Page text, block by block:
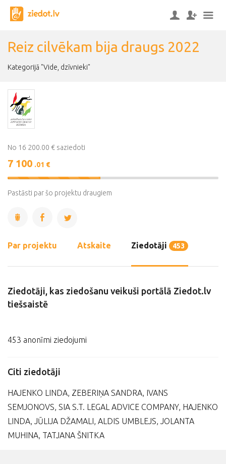
Reiz cilvēkam bija draugs 2022
Kategorijā "Vide, dzīvnieki"
No 16 200.00 € saziedoti
7 100 .01 €
44%
Complete
Pastāsti par šo projektu draugiem
Par projektu Atskaite Ziedotāji 453
Ziedotāji, kas ziedošanu veikuši portālā Ziedot.lv
tiešsaistē
453 anonīmi ziedojumi
Citi ziedotāji
HAJENKO LINDA, ZEBERIŅA SANDRA, IVANS
SEMJONOVS, SIA S.T. LEGAL ADVICE COMPANY, HAJENKO
LINDA, JŪLIJA DŽAMALI, ALDIS UMBLEJS, JOLANTA
MUHINA, TATJANA ŠNITKA